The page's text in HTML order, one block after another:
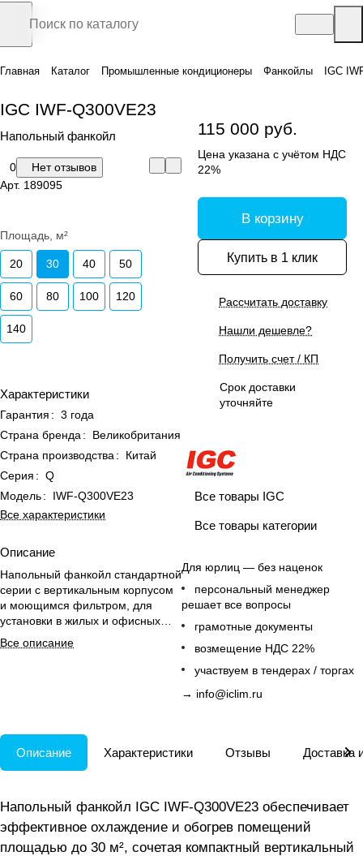
Главная Каталог Промышленные кондиционеры Фанкойлы IGC
IGC IWF-Q300VE23
Напольный фанкойл
0
Нет отзывов
Арт. 189095
Площадь, м²
20 30 40 50
60 80 100 120
140
Характеристики
Гарантия : 3 года
Страна бренда :
Великобритания
Страна производства :
Китай
Серия : Q
Модель:
IWF-Q300VE23
Все характеристики
Описание
Напольный фанкойл стандартной
серии с вертикальным корпусом
и моющимся фильтром, для
установки в жилых и офисных
помещениях.
Все описание
115 000 руб.
Цена указана с учётом НДС
22%
В корзину
Купить в 1 клик
Рассчитать доставку
Нашли дешевле?
Получить счет / КП
Срок доставки
уточняйте
Все товары IGC
Все товары категории
Для юрлиц — без наценок
персональный менеджер
решает все вопросы
грамотные документы
возмещение НДС 22%
участвуем в тендерах / торгах
→ info@iclim.ru
Описание Характеристики Отзывы Доставка
Напольный фанкойл IGC IWF-Q300VE23 обеспечивает
эффективное охлаждение и обогрев помещений
площадью до 30 м², сочетая компактный вертикальный